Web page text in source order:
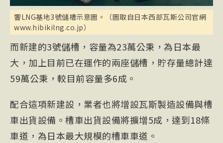
響LNG基地3號儲槽示意圖。（圖取自日本西部瓦斯公司官網
www.hibikilng.co.jp）
而新建的3號儲槽，容量為23萬公秉，為日本最
大，加上目前已在運作的兩座儲槽，貯存量總計達
59萬公秉，較目前容量多6成。
配合這項新建設，業者也將增設瓦斯製造設備與槽
車出貨設備。槽車出貨設備將擴增5成，達到18條
車道，為日本最大規模的槽車車道。